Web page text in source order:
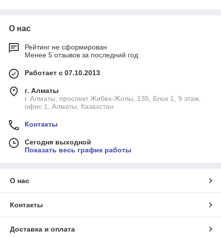
О нас
Рейтинг не сформирован
Менее 5 отзывов за последний год
Работает с 07.10.2013
г. Алматы
г. Алматы, проспект Жибек-Жолы, 135, Блок 1, 9 этаж,
офис 1, Алматы, Казахстан
Контакты
Сегодня выходной
Показать весь график работы
О нас
Контакты
Доставка и оплата